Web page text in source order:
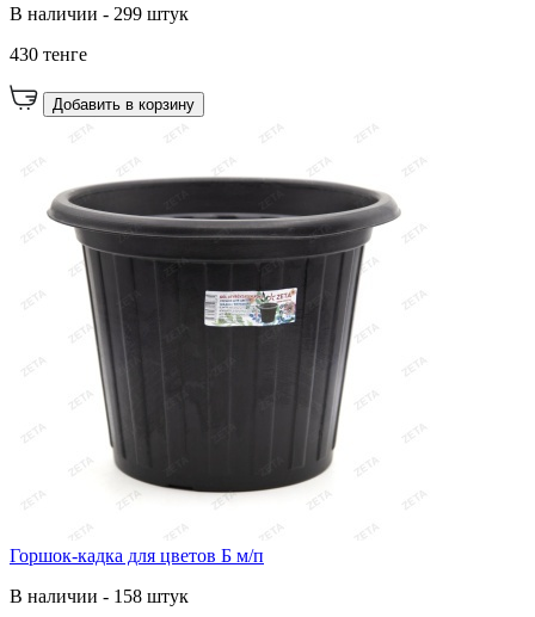
В наличии - 299 штук
430 тенге
Добавить в корзину
Горшок-кадка для цветов Б м/п
В наличии - 158 штук